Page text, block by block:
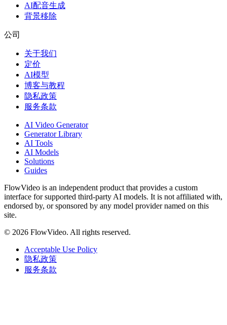
AI配音生成
背景移除
公司
关于我们
定价
AI模型
博客与教程
隐私政策
服务条款
AI Video Generator
Generator Library
AI Tools
AI Models
Solutions
Guides
FlowVideo is an independent product that provides a custom
interface for supported third-party AI models. It is not affiliated with,
endorsed by, or sponsored by any model provider named on this
site.
© 2026 FlowVideo. All rights reserved.
Acceptable Use Policy
隐私政策
服务条款